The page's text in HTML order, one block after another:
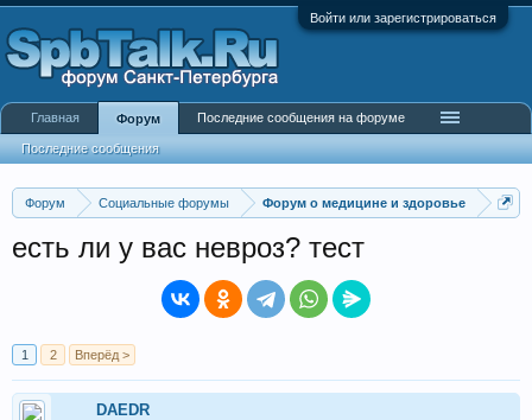
Войти или зарегистрироваться
Форум Социальные форумы Форум о медицине и здоровье
есть ли у вас невроз? тест
1 2 Вперёд >
DAEDR
Главная Форум
Последние сообщения
Последние сообщения на форуме